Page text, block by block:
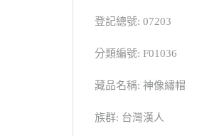
登記總號: 07203
分類編號: F01036
藏品名稱: 神像繡帽
族群: 台灣漢人